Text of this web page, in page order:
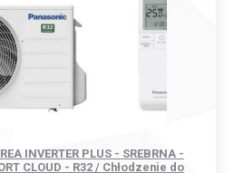
INVERTER PLUS - SREBRNA -
CLOUD - R32 / Chłodzenie do